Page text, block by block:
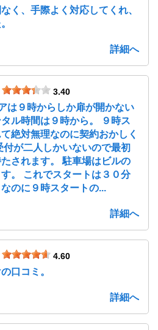
く、手際よく対応してくれ、
詳細へ
3.40
は９時からしか扉が開かない
ル時間は９時から。 ９時ス
絶対無理なのに契約おかしく
が二人しかいないので最初
されます。 駐車場はビルの
。 これでスタートは３０分
のに９時スタートの...
詳細へ
4.60
口コミ。
詳細へ